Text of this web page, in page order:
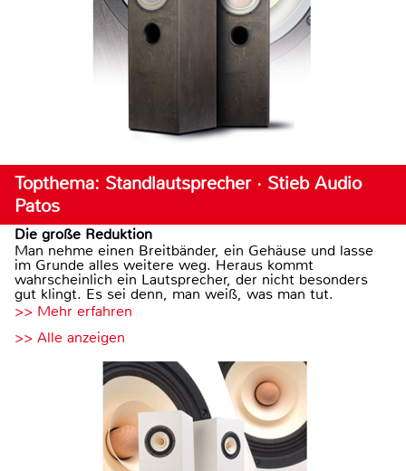
Topthema: Standlautsprecher · Stieb Audio
Patos
Die große Reduktion
Man nehme einen Breitbänder, ein Gehäuse und lasse
im Grunde alles weitere weg. Heraus kommt
wahrscheinlich ein Lautsprecher, der nicht besonders
gut klingt. Es sei denn, man weiß, was man tut.
>> Mehr erfahren
>> Alle anzeigen